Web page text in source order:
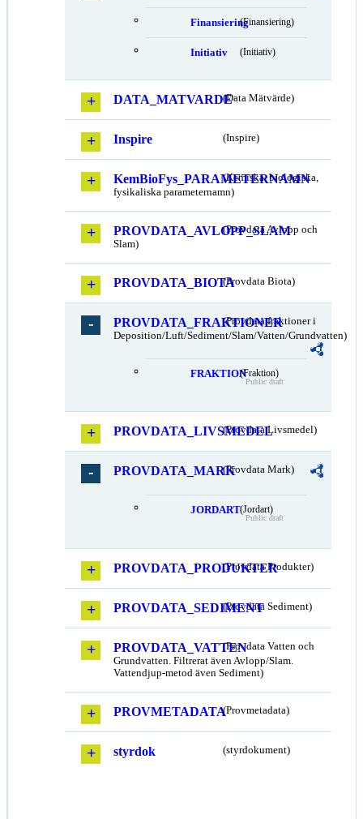
Finansiering(Finansiering)
Initiativ (Initiativ)
DATA_MATVARDE(Data Mätvärde)
Inspire (Inspire)
KemBioFys_PARAMETERNAMN
(Kemiska, biologiska,
fysikaliska parameternamn)
PROVDATA_AVLOPP_SLAM
(Provdata Avlopp och
Slam)
PROVDATA_BIOTA(Provdata Biota)
PROVDATA_FRAKTIONER
(Provdata fraktioner i
Deposition/Luft/Sediment/Slam/Vatten/Grundvatten)
FRAKTION(Fraktion)
Public draft
PROVDATA_LIVSMEDEL
(Provdata Livsmedel)
PROVDATA_MARK(Provdata Mark)
JORDART(Jordart)
Public draft
PROVDATA_PRODUKTER
(Provdata Produkter)
PROVDATA_SEDIMENT(Provdata Sediment)
PROVDATA_VATTEN(Provdata Vatten och
Grundvatten. Filtrerat även Avlopp/Slam.
Vattendjup-metod även Sediment)
PROVMETADATA(Provmetadata)
styrdok (styrdokument)